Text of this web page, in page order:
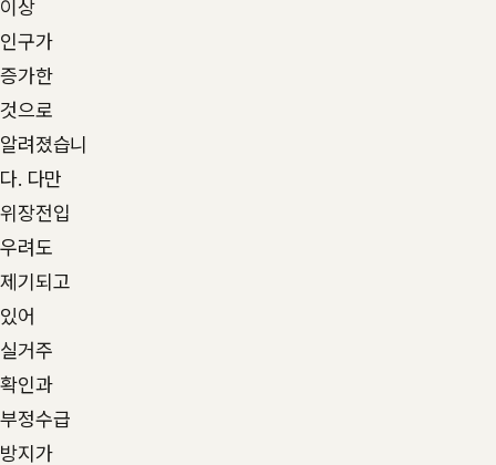
이상
인구가
증가한
것으로
알려졌습니
다. 다만
위장전입
우려도
제기되고
있어
실거주
확인과
부정수급
방지가